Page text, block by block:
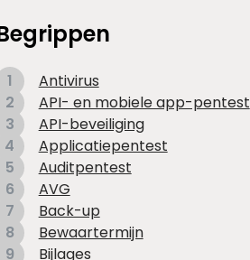
1
Antivirus
2
API- en mobiele app-pentest
3
API-beveiliging
4
Applicatiepentest
5
Auditpentest
6
AVG
7
Back-up
8
Bewaartermijn
9
Bijlages